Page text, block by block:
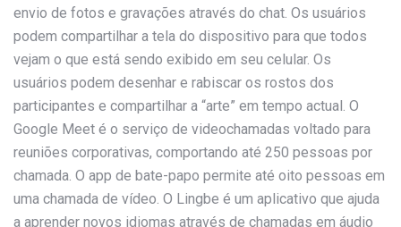
envio de fotos e gravações através do chat. Os usuários
podem compartilhar a tela do dispositivo para que todos
vejam o que está sendo exibido em seu celular. Os
usuários podem desenhar e rabiscar os rostos dos
participantes e compartilhar a “arte” em tempo actual. O
Google Meet é o serviço de videochamadas voltado para
reuniões corporativas, comportando até 250 pessoas por
chamada. O app de bate-papo permite até oito pessoas em
uma chamada de vídeo. O Lingbe é um aplicativo que ajuda
a aprender novos idiomas através de chamadas em áudio